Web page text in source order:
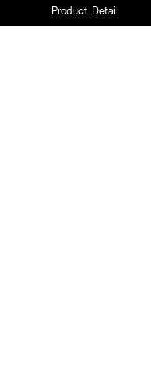
Product Detail